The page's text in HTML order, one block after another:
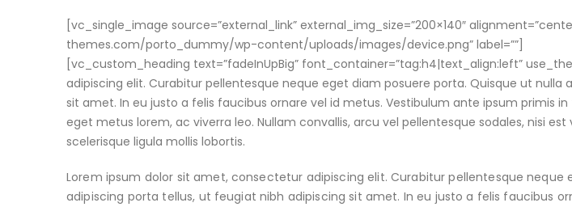
[vc_single_image source=”external_link” external_img_size=”200×140″
themes.com/porto_dummy/wp-content/uploads/images/device.png” label=””]
[vc_custom_heading text=”fadeInUpBig” font_container=”tag:h4|text_align:left”
adipiscing elit. Curabitur pellentesque neque eget diam posuere porta. Quisque ut nulla
sit amet. In eu justo a felis faucibus ornare vel id metus. Vestibulum ante ipsum primis
eget metus lorem, ac viverra leo. Nullam convallis, arcu vel pellentesque sodales, nisi
scelerisque ligula mollis lobortis.
Lorem ipsum dolor sit amet, consectetur adipiscing elit. Curabitur pellentesque
adipiscing porta tellus, ut feugiat nibh adipiscing sit amet. In eu justo a felis faucibus